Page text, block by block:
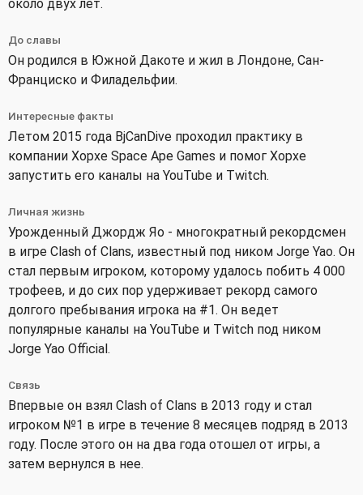
около двух лет.
До славы
Он родился в Южной Дакоте и жил в Лондоне, Сан-
Франциско и Филадельфии.
Интересные факты
Летом 2015 года BjCanDive проходил практику в
компании Хорхе Space Ape Games и помог Хорхе
запустить его каналы на YouTube и Twitch.
Личная жизнь
Урожденный Джордж Яо - многократный рекордсмен
в игре Clash of Clans, известный под ником Jorge Yao. Он
стал первым игроком, которому удалось побить 4 000
трофеев, и до сих пор удерживает рекорд самого
долгого пребывания игрока на #1. Он ведет
популярные каналы на YouTube и Twitch под ником
Jorge Yao Official.
Связь
Впервые он взял Clash of Clans в 2013 году и стал
игроком №1 в игре в течение 8 месяцев подряд в 2013
году. После этого он на два года отошел от игры, а
затем вернулся в нее.